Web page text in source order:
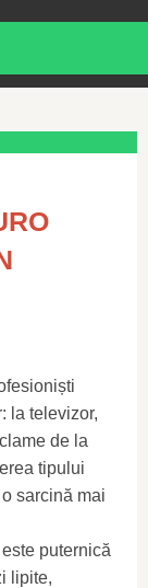
la televizor,
de la
tipului
sarcină mai
puternică
lipite,